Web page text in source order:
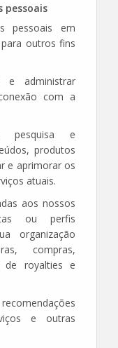
pessoais
pessoais em
outros fins
e administrar
com a
e
produtos
e aprimorar os
atuais.
aos nossos
ou perfis
organização
compras,
de royalties e
e outras